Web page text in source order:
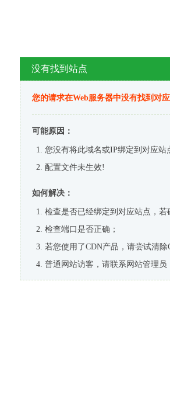
没有找到站点
您的请求在Web服务器中没有找到对
可能原因：
您没有将此域名或IP绑定到对应站
配置文件未生效!
如何解决：
检查是否已经绑定到对应站点，
检查端口是否正确；
若您使用了CDN产品，请尝试清除
普通网站访客，请联系网站管理员